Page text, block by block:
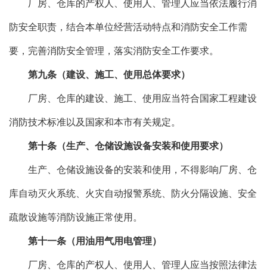
厂房、仓库的产权人、使用人、管理人应当依法履行消
防安全职责，结合本单位经营活动特点和消防安全工作需
要，完善消防安全管理，落实消防安全工作要求。
第九条（建设、施工、使用总体要求）
厂房、仓库的建设、施工、使用应当符合国家工程建设
消防技术标准以及国家和本市有关规定。
第十条（生产、仓储设施设备安装和使用要求）
生产、仓储设施设备的安装和使用，不得影响厂房、仓
库自动灭火系统、火灾自动报警系统、防火分隔设施、安全
疏散设施等消防设施正常使用。
第十一条（用油用气用电管理）
厂房、仓库的产权人、使用人、管理人应当按照法律法